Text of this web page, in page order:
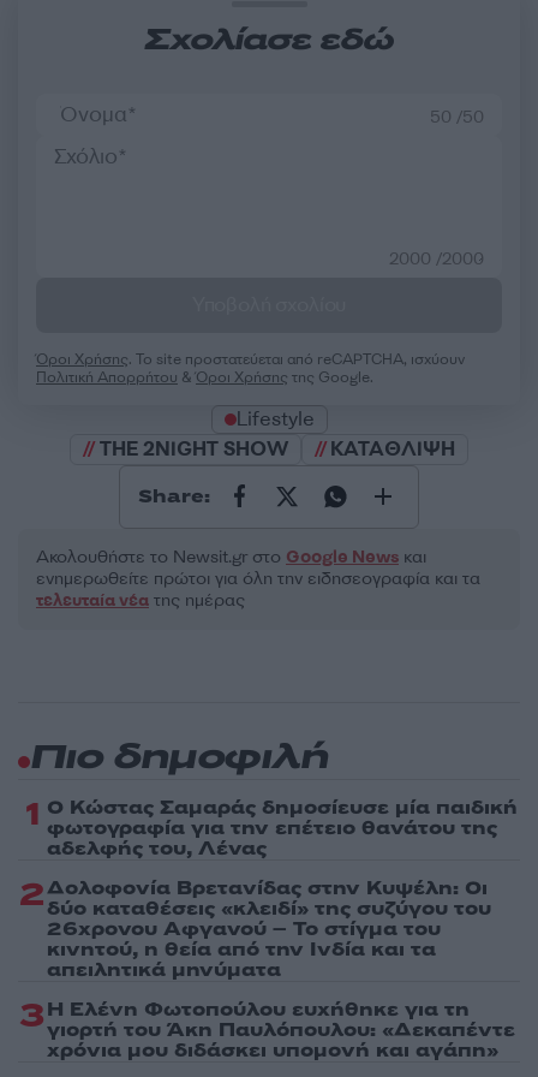
Σχολίασε εδώ
50 /50
2000 /2000
Όροι Χρήσης. Το site προστατεύεται από reCAPTCHA, ισχύουν
Πολιτική Απορρήτου &Όροι Χρήσης της Google.
Lifestyle
THE 2NIGHT SHOW
ΚΑΤΑΘΛΙΨΗ
Share:
Ακολουθήστε το Νewsit.gr στο Google News και
ενημερωθείτε πρώτοι για όλη την ειδησεογραφία και τα
τελευταία νέα της ημέρας
Πιο δημοφιλή
1 Ο Κώστας Σαμαράς δημοσίευσε μία παιδική
φωτογραφία για την επέτειο θανάτου της
αδελφής του, Λένας
2Δολοφονία Βρετανίδας στην Κυψέλη: Οι
δύο καταθέσεις «κλειδί» της συζύγου του
26χρονου Αφγανού – Το στίγμα του
κινητού, η θεία από την Ινδία και τα
απειλητικά μηνύματα
3Η Ελένη Φωτοπούλου ευχήθηκε για τη
γιορτή του Άκη Παυλόπουλου: «Δεκαπέντε
χρόνια μου διδάσκει υπομονή και αγάπη»